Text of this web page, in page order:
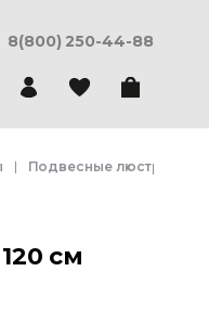
8(800) 250-44-88
Подвесные люстры
см